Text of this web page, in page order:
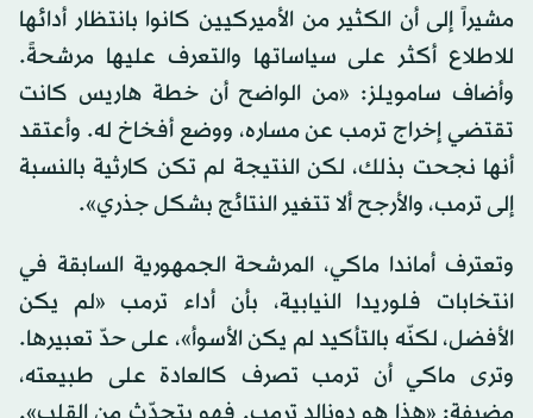
مشيراً إلى أن الكثير من الأميركيين كانوا بانتظار أدائها
للاطلاع أكثر على سياساتها والتعرف عليها مرشحةً.
وأضاف سامويلز: «من الواضح أن خطة هاريس كانت
تقتضي إخراج ترمب عن مساره، ووضع أفخاخ له. وأعتقد
أنها نجحت بذلك، لكن النتيجة لم تكن كارثية بالنسبة
إلى ترمب، والأرجح ألا تتغير النتائج بشكل جذري».
وتعترف أماندا ماكي، المرشحة الجمهورية السابقة في
انتخابات فلوريدا النيابية، بأن أداء ترمب «لم يكن
الأفضل، لكنّه بالتأكيد لم يكن الأسوأ»، على حدّ تعبيرها.
وترى ماكي أن ترمب تصرف كالعادة على طبيعته،